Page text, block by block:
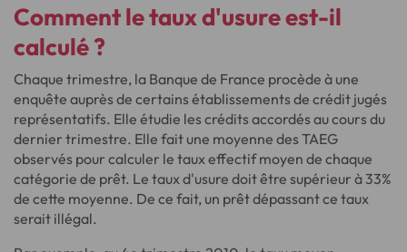
Comment le taux d'usure est-il
calculé ?
Chaque trimestre, la Banque de France procède à une
enquête auprès de certains établissements de crédit jugés
représentatifs. Elle étudie les crédits accordés au cours du
dernier trimestre. Elle fait une moyenne des TAEG
observés pour calculer le taux effectif moyen de chaque
catégorie de prêt. Le taux d'usure doit être supérieur à 33%
de cette moyenne. De ce fait, un prêt dépassant ce taux
serait illégal.